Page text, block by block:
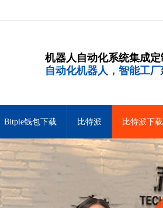
机器人自动化系统集成
自动化机器人，智能工
Bitpie钱包下载 比特派 比特派下载